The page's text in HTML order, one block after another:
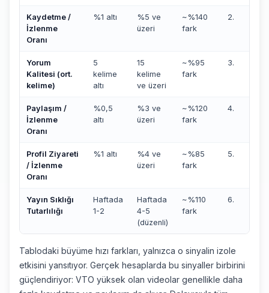
Kaydetme /
İzlenme
Oranı
%1 altı
%5 ve
üzeri
~%140
fark
2.
Yorum
Kalitesi (ort.
kelime)
5
kelime
altı
15
kelime
ve üzeri
~%95
fark
3.
Paylaşım /
İzlenme
Oranı
%0,5
altı
%3 ve
üzeri
~%120
fark
4.
Profil Ziyareti
/ İzlenme
Oranı
%1 altı
%4 ve
üzeri
~%85
fark
5.
Yayın Sıklığı
Tutarlılığı
Haftada
1-2
Haftada
4-5
(düzenli)
~%110
fark
6.
Tablodaki büyüme hızı farkları, yalnızca o sinyalin izole
etkisini yansıtıyor. Gerçek hesaplarda bu sinyaller birbirini
güçlendiriyor: VTO yüksek olan videolar genellikle daha